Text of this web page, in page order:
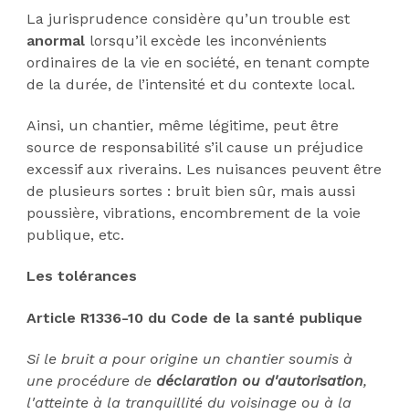
La jurisprudence considère qu’un trouble est
anormallorsqu’il excède les inconvénients
ordinaires de la vie en société, en tenant compte
de la durée, de l’intensité et du contexte local.
Ainsi, un chantier, même légitime, peut être
source de responsabilité s’il cause un préjudice
excessif aux riverains. Les nuisances peuvent être
de plusieurs sortes : bruit bien sûr, mais aussi
poussière, vibrations, encombrement de la voie
publique, etc.
Les tolérances
Article R1336-10 du Code de la santé publique
Si le bruit a pour origine un chantier soumis à
une procédure de déclaration ou d'autorisation,
l'atteinte à la tranquillité du voisinage ou à la